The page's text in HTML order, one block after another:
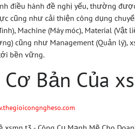
điều hành đề nghị yếu, thường
cũng như cải thiện công dụng
Machine (Máy móc), Material (Vật
cũng như Management (Quản lý),
bền vững.
Bản Của